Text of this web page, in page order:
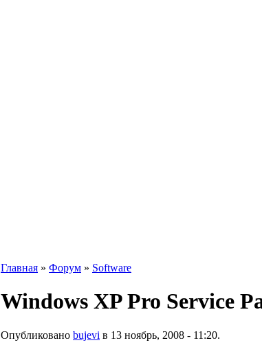
Главная » Форум » Software
Windows XP Pro Service
Опубликовано bujevi в 13 ноябрь, 2008 - 11:20.